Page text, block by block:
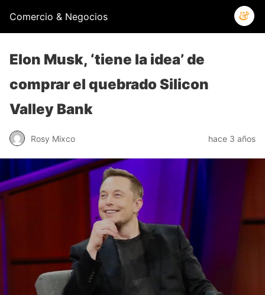
Comercio & Negocios
Elon Musk, ‘tiene la idea’ de
comprar el quebrado Silicon
Valley Bank
Rosy Mixco hace 3 años